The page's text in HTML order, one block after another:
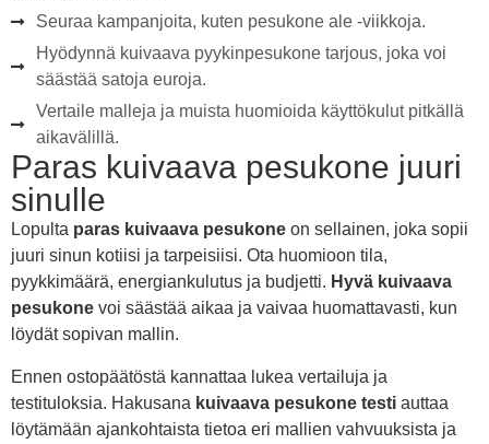
Seuraa kampanjoita, kuten pesukone ale -viikkoja.
Hyödynnä kuivaava pyykinpesukone tarjous, joka voi
säästää satoja euroja.
Vertaile malleja ja muista huomioida käyttökulut pitkällä
aikavälillä.
Paras kuivaava pesukone juuri
sinulle
Lopulta paras kuivaava pesukone on sellainen, joka sopii
juuri sinun kotiisi ja tarpeisiisi. Ota huomioon tila,
pyykkimäärä, energiankulutus ja budjetti. Hyvä kuivaava
pesukone voi säästää aikaa ja vaivaa huomattavasti, kun
löydät sopivan mallin.
Ennen ostopäätöstä kannattaa lukea vertailuja ja
testituloksia. Hakusana kuivaava pesukone testi auttaa
löytämään ajankohtaista tietoa eri mallien vahvuuksista ja